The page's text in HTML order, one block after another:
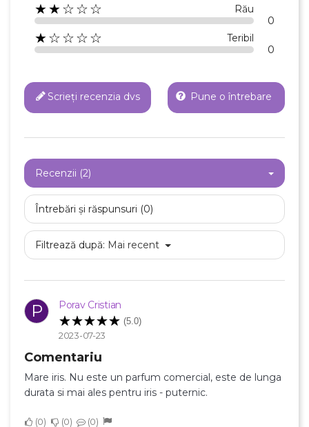
★★☆☆☆ Rău
0
★☆☆☆☆ Teribil
0
Scrieți recenzia dvs Pune o întrebare
Recenzii (2)
Întrebări și răspunsuri (0)
Filtrează după: Mai recent
P Porav Cristian
(5.0)
2023-07-23
Comentariu
Mare iris. Nu este un parfum comercial, este de lunga
durata si mai ales pentru iris - puternic.
0 0 0